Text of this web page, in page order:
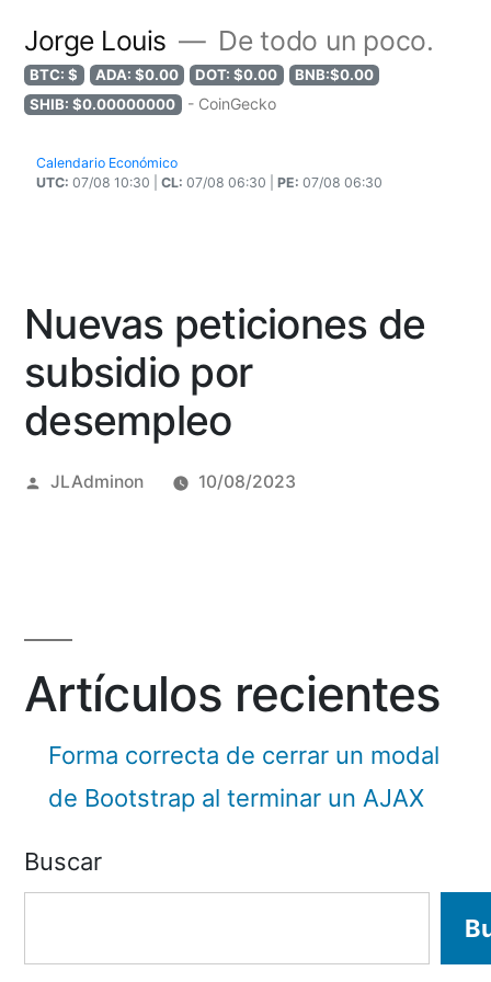
Jorge Louis De todo un poco.
BTC: $ ADA: $0.00 DOT: $0.00
BNB:$0.00
SHIB: $0.00000000
- CoinGecko
Calendario Económico
UTC: 07/08 10:30 | CL: 07/08 06:30 | PE: 07/08 06:30
Nuevas peticiones de
subsidio por
desempleo
Posted
JLAdminon 10/08/2023
Artículos recientes
Forma correcta de cerrar un modal
de Bootstrap al terminar un AJAX
Buscar